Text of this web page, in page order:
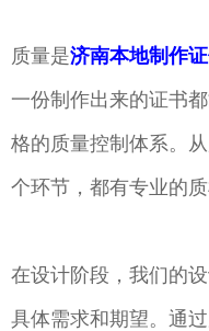
质量是济南本地制作
一份制作出来的证书
格的质量控制体系。
个环节，都有专业的质
在设计阶段，我们的
具体需求和期望。通